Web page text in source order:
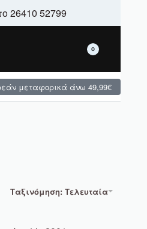
προσφορές
26410 52799
0
μεταφορικά άνω 49,99€
Ταξινόμηση: Τελευταία